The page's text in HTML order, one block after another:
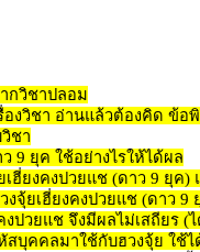
กวิชาปลอม
องวิชา อ่านแล้วต้องคิด ข้
ชา
9 ยุค ใช้อย่างไรให้ได้ผล
ยงคงปวยแช (ดาว 9 ยุค)
ยเฮี่ยงคงปวยแช (ดาว 9
ปวยแช จึงมีผลไม่เสถียร (
บุคคลมาใช้กับฮวงจุ้ย ใช้ไ